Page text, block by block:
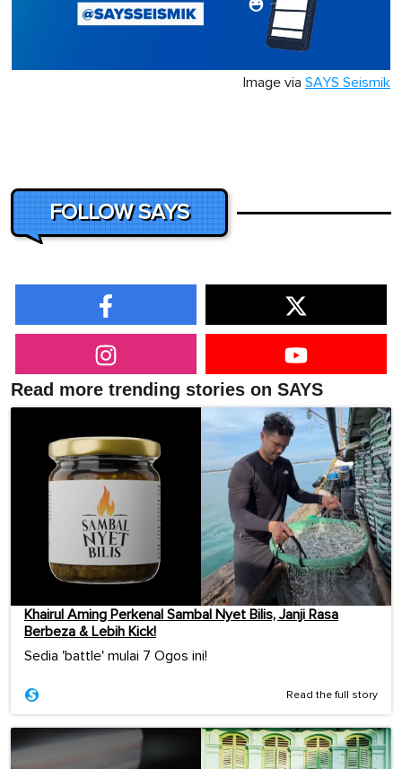
Image via SAYS Seismik
FOLLOW SAYS
Read more trending stories on SAYS
Khairul Aming Perkenal Sambal Nyet Bilis, Janji Rasa
Berbeza & Lebih Kick!
Sedia 'battle' mulai 7 Ogos ini!
Read the full story